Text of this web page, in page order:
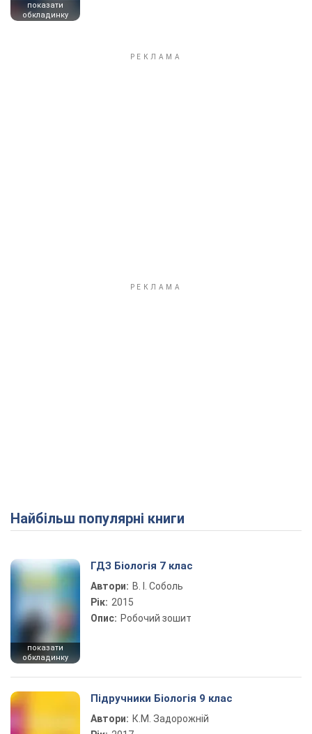
показати
обкладинку
Найбільш популярні книги
показати
обкладинку
ГДЗ Біологія 7 клас
Автори: В. І. Соболь
Рік: 2015
Опис: Робочий зошит
Підручники Біологія 9 клас
Автори: К.М. Задорожній